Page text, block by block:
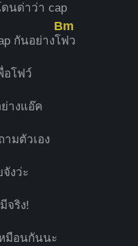
นด่าว่า cap
กันอย่างโ
Bm
ฟว
อโฟว์
างแอ๊ค
ามตัวเอง
งว่ะ
จริง!
มือนกันนะ